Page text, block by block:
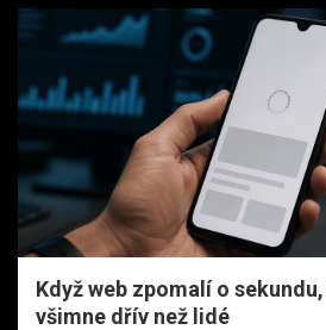
Když web zpomalí o
všimne dřív než lidé